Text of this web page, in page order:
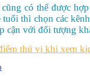
có thể được
thì chọn các
cận với đối tượng
thú vị khi xem